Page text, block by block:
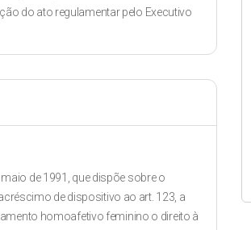
do ato regulamentar pelo Executivo
de 1991, que dispõe sobre o
de dispositivo ao art. 123, a
homoafetivo feminino o direito à